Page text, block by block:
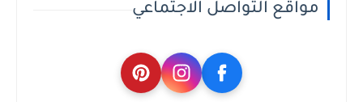
مواقع التواصل الاجتماعي